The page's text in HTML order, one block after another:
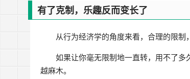
有了克制，乐趣反而变长了
从行为经济学的角度来看，合理的限制
如果让你毫无限制地一直转，用不了多
越麻木。